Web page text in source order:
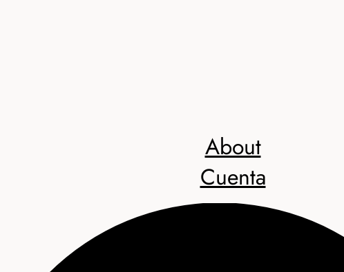
About
Cuenta